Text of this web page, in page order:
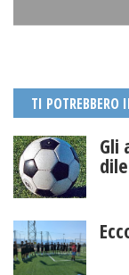
TI POTREBBERO
Gli